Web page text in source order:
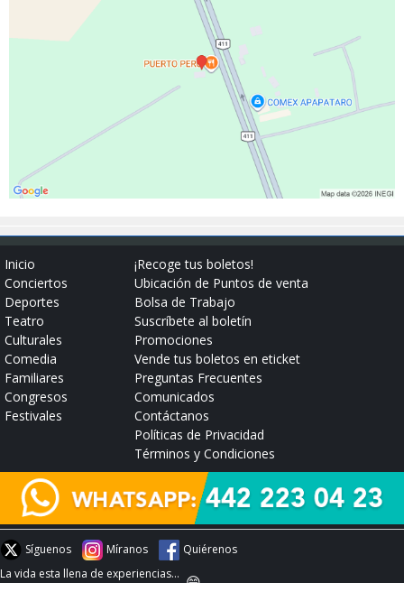
Inicio
Conciertos
Deportes
Teatro
Culturales
Comedia
Familiares
Congresos
Festivales
¡Recoge tus boletos!
Ubicación de Puntos de venta
Bolsa de Trabajo
Suscríbete al boletín
Promociones
Vende tus boletos en eticket
Preguntas Frecuentes
Comunicados
Contáctanos
Políticas de Privacidad
Términos y Condiciones
Síguenos Míranos
Quiérenos
La vida esta llena de experiencias... 😄